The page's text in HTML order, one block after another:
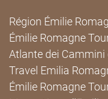
Région Émilie
Émilie Romagne
Atlante dei Cammini
Travel Emilia
Émilie Romagne